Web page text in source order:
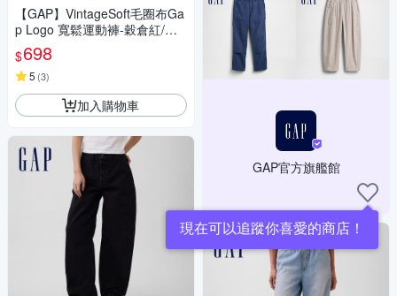
【GAP】VintageSoft毛圈布Ga
p Logo 寬鬆運動褲-穀倉紅/卡
爾石色/制服深藍/無月黑(88793
3)
$698
5 (3)
加入購物車
GAP官方旗艦館
現在可以追蹤你喜愛的商店！